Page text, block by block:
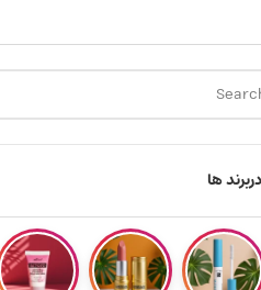
ارسال رایگان برای خرید ۳.۵ میلیون به یالا
برند ها